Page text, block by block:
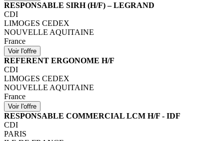
RESPONSABLE SIRH (H/F) – LEGRAND
CDI
LIMOGES CEDEX
NOUVELLE AQUITAINE
France
REFERENT ERGONOME H/F
CDI
LIMOGES CEDEX
NOUVELLE AQUITAINE
France
RESPONSABLE COMMERCIAL LCM H/F - IDF
CDI
PARIS